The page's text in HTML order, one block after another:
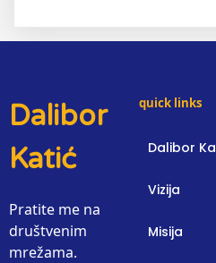
Dalibor
Katić
Pratite me na
društvenim
mrežama.
quick links
Dalibor
Vizija
Misija